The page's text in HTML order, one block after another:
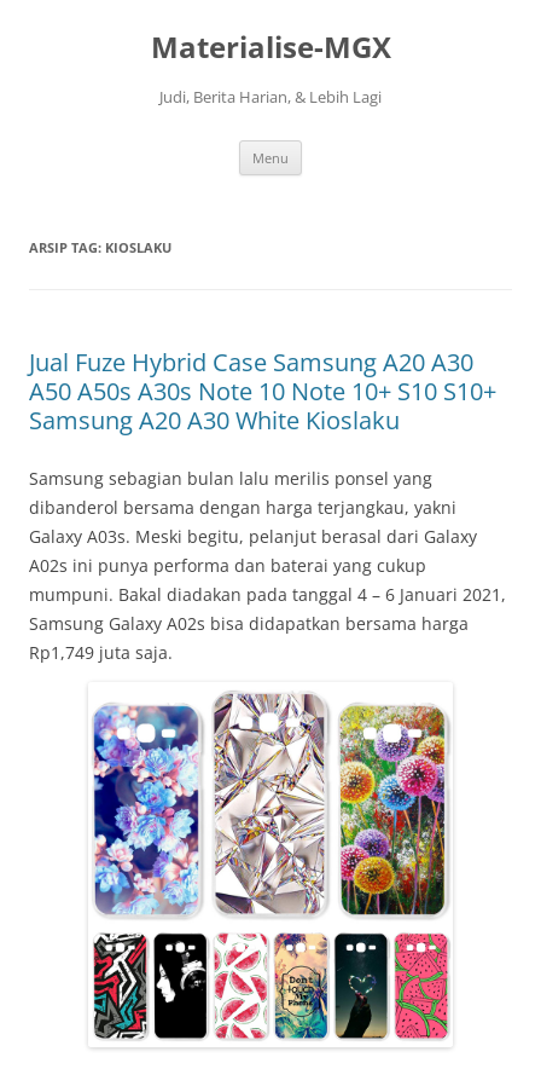
Materialise-MGX
Judi, Berita Harian, & Lebih Lagi
Menu
ARSIP TAG: KIOSLAKU
Jual Fuze Hybrid Case Samsung A20 A30
A50 A50s A30s Note 10 Note 10+ S10 S10+
Samsung A20 A30 White Kioslaku
Samsung sebagian bulan lalu merilis ponsel yang
dibanderol bersama dengan harga terjangkau, yakni
Galaxy A03s. Meski begitu, pelanjut berasal dari Galaxy
A02s ini punya performa dan baterai yang cukup
mumpuni. Bakal diadakan pada tanggal 4 – 6 Januari 2021,
Samsung Galaxy A02s bisa didapatkan bersama harga
Rp1,749 juta saja.